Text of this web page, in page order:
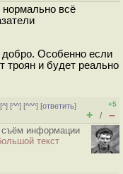
нормально всё
добро. Особенно если
троян и будет реально
^] [^^] [^^^] [ответить]
+5
+ / –
съём информации
текст